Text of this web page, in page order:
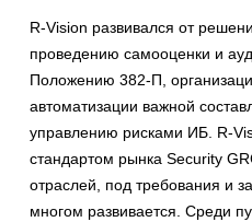
R-Vision развивался от
проведению самооценки и
Положению 382-П,
автоматизации важной
управлению рисками ИБ. R-
стандартом рынка Security
отраслей, под требования и
многом развивается. Среди